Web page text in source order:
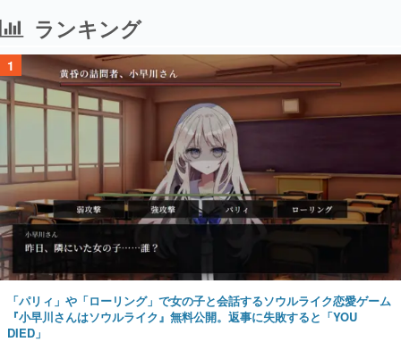
ランキング
1
「パリィ」や「ローリング」で女の子と会話するソウルライク恋愛ゲーム
『小早川さんはソウルライク』無料公開。返事に失敗すると「YOU
DIED」